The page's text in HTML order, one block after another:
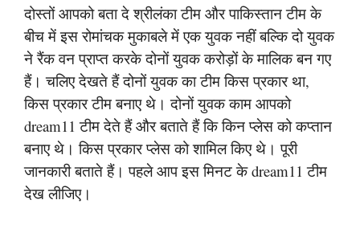
दोस्तों आपको बता दे श्रीलंका टीम और पाकिस्तान टीम के
बीच में इस रोमांचक मुकाबले में एक युवक नहीं बल्कि दो युवक
ने रैंक वन प्राप्त करके दोनों युवक करोड़ों के मालिक बन गए
हैं। चलिए देखते हैं दोनों युवक का टीम किस प्रकार था,
किस प्रकार टीम बनाए थे। दोनों युवक काम आपको
dream11 टीम देते हैं और बताते हैं कि किन प्लेस को कप्तान
बनाए थे। किस प्रकार प्लेस को शामिल किए थे। पूरी
जानकारी बताते हैं। पहले आप इस मिनट के dream11 टीम
देख लीजिए।